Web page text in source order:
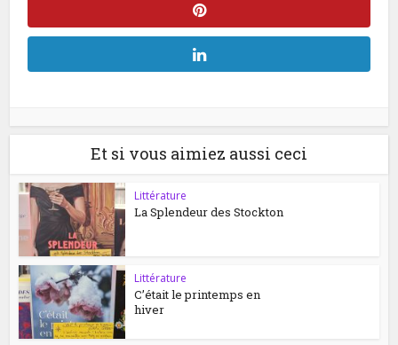
Et si vous aimiez aussi ceci
Littérature
La Splendeur des Stockton
Littérature
C’était le printemps en
hiver